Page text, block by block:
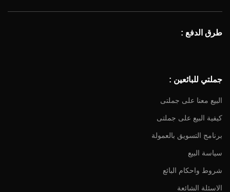
طرق الدفع :
جملتي للبائعين :
البيع معنا على جملتى
كيفية البيع على جملتى
برنامج التسويق بالعمولة
سياسة البيع
شروط واحكام البائع
الاسئلة الشائعة